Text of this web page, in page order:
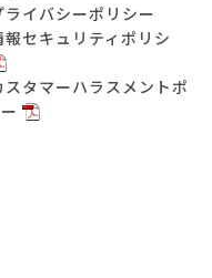
ライバシーポリシー
報セキュリティポリシ
スタマーハラスメントポ